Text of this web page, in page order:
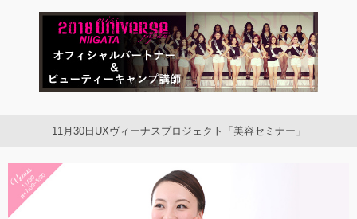
11月30日UXヴィーナスプロジェクト「美容セミナー」